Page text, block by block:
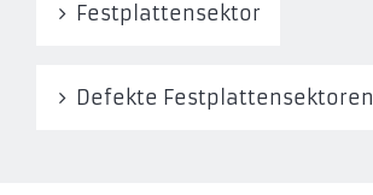
Festplattensektor
Defekte Festplattensektoren